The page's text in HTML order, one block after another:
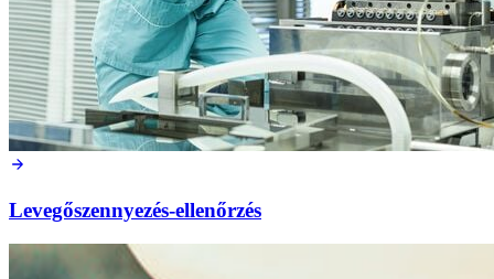
Levegőszennyezés-ellenőrzés